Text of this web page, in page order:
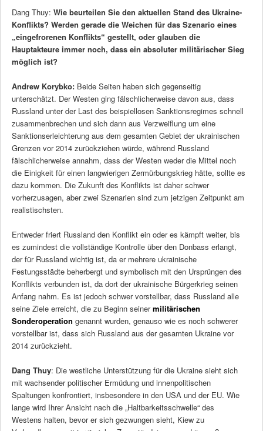
Dang Thuy: Wie beurteilen Sie den aktuellen Stand des Ukraine-
Konflikts? Werden gerade die Weichen für das Szenario eines
„eingefrorenen Konflikts“ gestellt, oder glauben die
Hauptakteure immer noch, dass ein absoluter militärischer Sieg
möglich ist?
Andrew Korybko:Beide Seiten haben sich gegenseitig
unterschätzt. Der Westen ging fälschlicherweise davon aus, dass
Russland unter der Last des beispiellosen Sanktionsregimes schnell
zusammenbrechen und sich dann aus Verzweiflung um eine
Sanktionserleichterung aus dem gesamten Gebiet der ukrainischen
Grenzen vor 2014 zurückziehen würde, während Russland
fälschlicherweise annahm, dass der Westen weder die Mittel noch
die Einigkeit für einen langwierigen Zermürbungskrieg hätte, sollte es
dazu kommen. Die Zukunft des Konflikts ist daher schwer
vorherzusagen, aber zwei Szenarien sind zum jetzigen Zeitpunkt am
realistischsten.
Entweder friert Russland den Konflikt ein oder es kämpft weiter, bis
es zumindest die vollständige Kontrolle über den Donbass erlangt,
der für Russland wichtig ist, da er mehrere ukrainische
Festungsstädte beherbergt und symbolisch mit den Ursprüngen des
Konflikts verbunden ist, da dort der ukrainische Bürgerkrieg seinen
Anfang nahm. Es ist jedoch schwer vorstellbar, dass Russland alle
seine Ziele erreicht, die zu Beginn seinermilitärischen
Sonderoperation genannt wurden, genauso wie es noch schwerer
vorstellbar ist, dass sich Russland aus der gesamten Ukraine vor
2014 zurückzieht.
Dang Thuy: Die westliche Unterstützung für die Ukraine sieht sich
mit wachsender politischer Ermüdung und innenpolitischen
Spaltungen konfrontiert, insbesondere in den USA und der EU. Wie
lange wird Ihrer Ansicht nach die „Haltbarkeitsschwelle“ des
Westens halten, bevor er sich gezwungen sieht, Kiew zu